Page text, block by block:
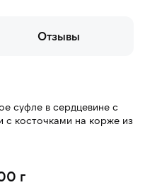
Отзывы
суфле в сердцевине с
с косточками на корже из
нужно просто
г